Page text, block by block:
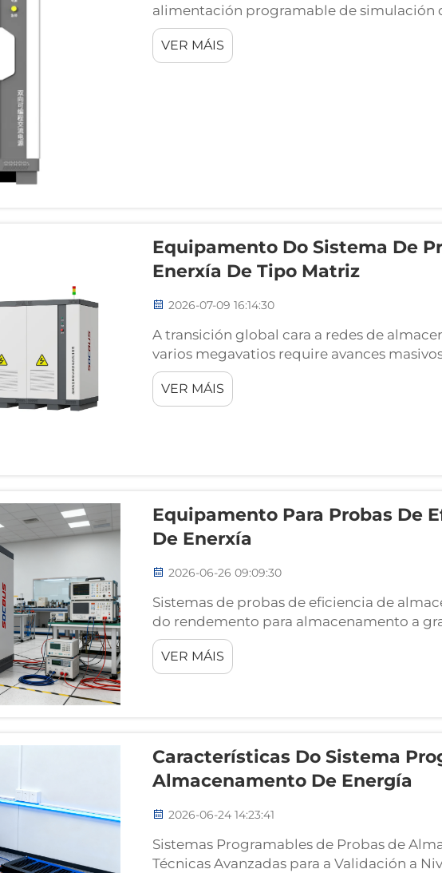
alimentación programable de simulación
de probas deseñada para simular
e validación do rendemento. Unl...
VER MÁIS
Equipamento Do Sistema De
Enerxía De Tipo Matriz
2026-07-09 16:14:30
A transición global cara a redes de
varios megavatios require avances
laboratorio. Á medida que os deseños
aumentan ata varios miles de voltios e
VER MÁIS
Equipamento Para Probas De
De Enerxía
2026-06-26 09:09:30
Sistemas de probas de eficiencia de
do rendemento para almacenamento a
eficiencia a nivel de sistema. Os sistemas
de enerxía están deseñados para a
VER MÁIS
Características Do Sistema
Almacenamento De Energía
2026-06-24 14:23:41
Sistemas Programables de Probas de
Técnicas Avanzadas para a Validación a